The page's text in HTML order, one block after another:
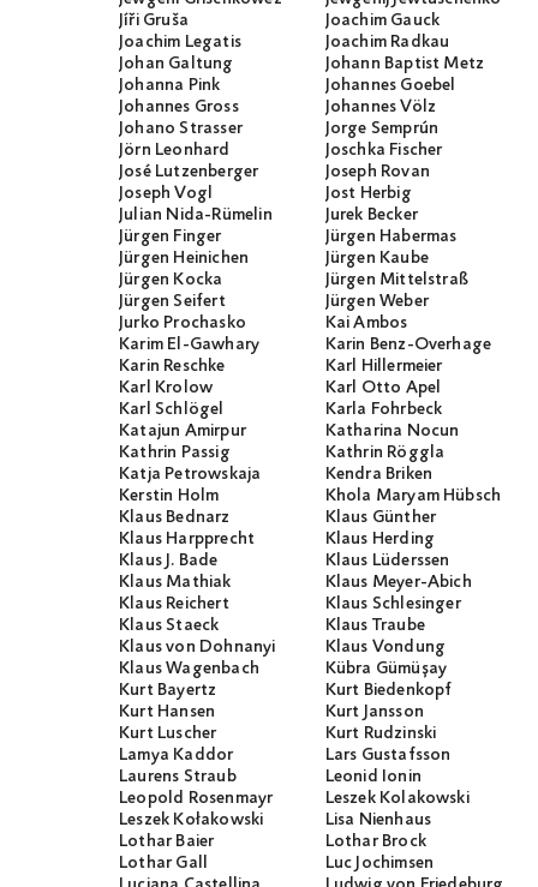
Jíři Gruša
Joachim Gauck
Joachim Legatis
Joachim Radkau
Johan Galtung
Johann Baptist Metz
Johanna Pink
Johannes Goebel
Johannes Gross
Johannes Völz
Johano Strasser
Jorge Semprún
Jörn Leonhard
Joschka Fischer
José Lutzenberger
Joseph Rovan
Joseph Vogl
Jost Herbig
Julian Nida-Rümelin
Jurek Becker
Jürgen Finger
Jürgen Habermas
Jürgen Heinichen
Jürgen Kaube
Jürgen Kocka
Jürgen Mittelstraß
Jürgen Seifert
Jürgen Weber
Jurko Prochasko
Kai Ambos
Karim El-Gawhary
Karin Benz-Overhage
Karin Reschke
Karl Hillermeier
Karl Krolow
Karl Otto Apel
Karl Schlögel
Karla Fohrbeck
Katajun Amirpur
Katharina Nocun
Kathrin Passig
Kathrin Röggla
Katja Petrowskaja
Kendra Briken
Kerstin Holm
Khola Maryam Hübsch
Klaus Bednarz
Klaus Günther
Klaus Harpprecht
Klaus Herding
Klaus J. Bade
Klaus Lüderssen
Klaus Mathiak
Klaus Meyer-Abich
Klaus Reichert
Klaus Schlesinger
Klaus Staeck
Klaus Traube
Klaus von Dohnanyi
Klaus Vondung
Klaus Wagenbach
Kübra Gümüşay
Kurt Bayertz
Kurt Biedenkopf
Kurt Hansen
Kurt Jansson
Kurt Luscher
Kurt Rudzinski
Lamya Kaddor
Lars Gustafsson
Laurens Straub
Leonid Ionin
Leopold Rosenmayr
Leszek Kolakowski
Leszek Kołakowski
Lisa Nienhaus
Lothar Baier
Lothar Brock
Lothar Gall
Luc Jochimsen